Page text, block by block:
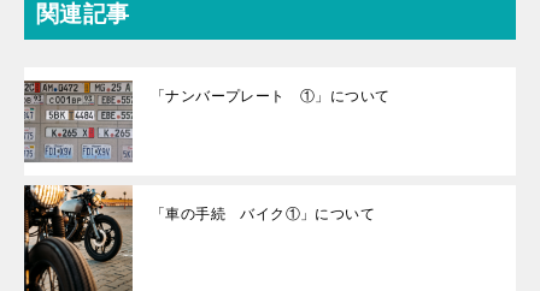
関連記事
「ナンバープレート ①」について
「車の手続 バイク①」について